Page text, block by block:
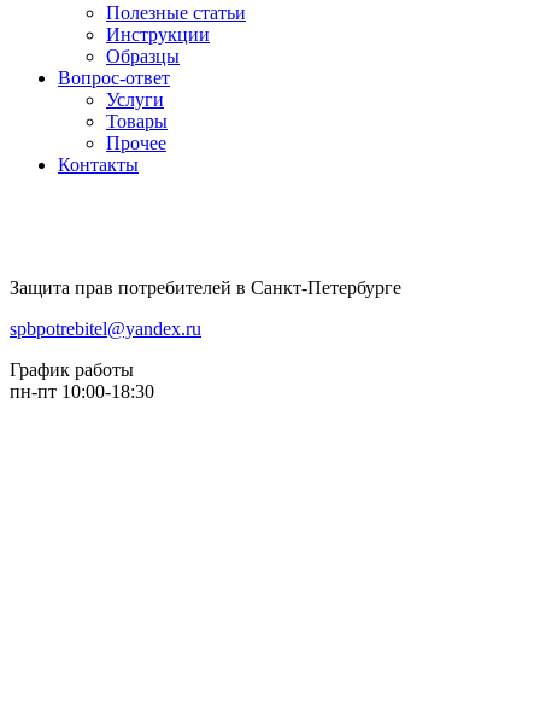
Полезные статьи
Инструкции
Образцы
Вопрос-ответ
Услуги
Товары
Прочее
Контакты
Защита прав потребителей в Санкт-Петербурге
spbpotrebitel@yandex.ru
График работы
пн-пт 10:00-18:30